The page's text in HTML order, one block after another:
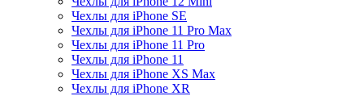
Чехлы для iPhone SE
Чехлы для iPhone 11 Pro Max
Чехлы для iPhone 11 Pro
Чехлы для iPhone 11
Чехлы для iPhone XS Max
Чехлы для iPhone XR